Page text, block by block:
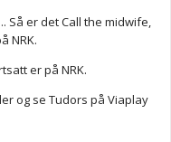
Så er det Call the midwife,
NRK.
er på NRK.
og se Tudors på Viaplay